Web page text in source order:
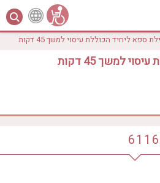
אישור
ספא ליחיד הכוללת עיסוי למשך 45 דקות
למשך 45 דקות